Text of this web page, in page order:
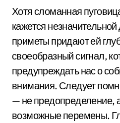
Хотя сломанная
кажется
приметы придают ей
своеобразный сигнал,
предупреждать нас о
внимания. Следует
— не предопределение,
возможные перемены.